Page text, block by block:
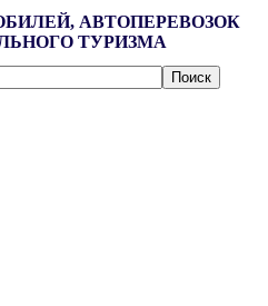
АВТОПЕРЕВОЗОК
ТУРИЗМА